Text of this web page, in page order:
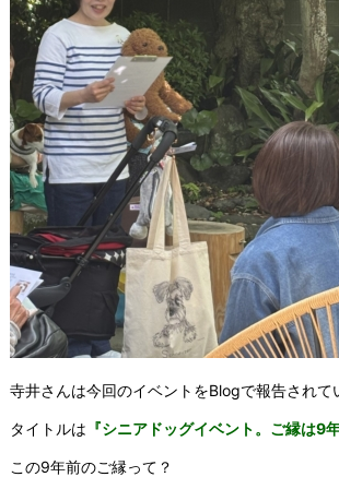
寺井さんは今回のイベントをBlogで報告されて
タイトルは 『シニアドッグイベント。ご縁は9
この9年前のご縁って？